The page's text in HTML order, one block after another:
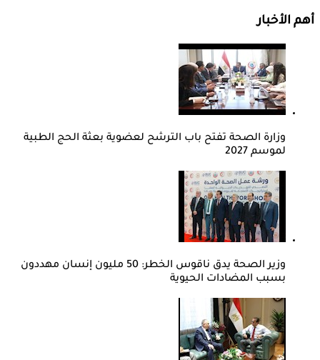
أهم الأخبار
وزارة الصحة تفتح باب الترشح لعضوية بعثة الحج الطبية
لموسم 2027
وزير الصحة يدق ناقوس الخطر: 50 مليون إنسان مهددون
بسبب المضادات الحيوية